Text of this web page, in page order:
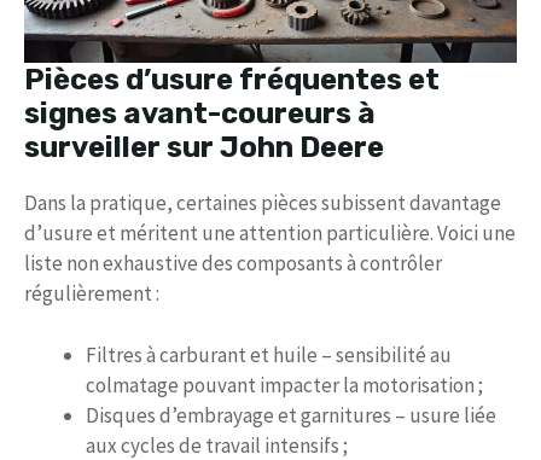
Pièces d’usure fréquentes et
signes avant-coureurs à
surveiller sur John Deere
Dans la pratique, certaines pièces subissent davantage
d’usure et méritent une attention particulière. Voici une
liste non exhaustive des composants à contrôler
régulièrement :
Filtres à carburant et huile – sensibilité au
colmatage pouvant impacter la motorisation ;
Disques d’embrayage et garnitures – usure liée
aux cycles de travail intensifs ;